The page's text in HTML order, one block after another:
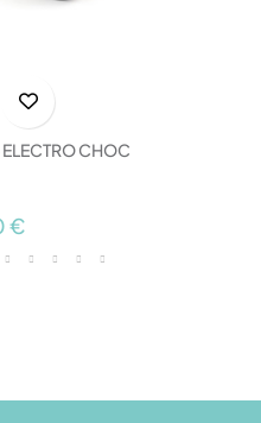
CHOC
€